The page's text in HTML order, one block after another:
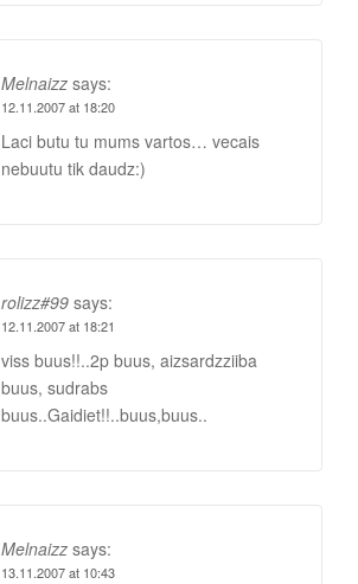
Melnaizz says:
12.11.2007 at 18:20
Laci butu tu mums vartos… vecais
nebuutu tik daudz:)
rolizz#99 says:
12.11.2007 at 18:21
viss buus!!..2p buus, aizsardzziiba
buus, sudrabs
buus..Gaidiet!!..buus,buus..
Melnaizz says:
13.11.2007 at 10:43